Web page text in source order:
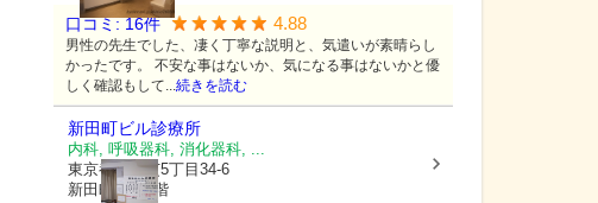
口コミ: 16件 4.88
男性の先生でした、凄く丁寧な説明と、気遣いが素晴らし
かったです。 不安な事はないか、気になる事はないかと優
しく確認もして...続きを読む
新田町ビル診療所
内科, 呼吸器科, 消化器科, ...
東京都港区芝5丁目34-6
新田町ビル2階